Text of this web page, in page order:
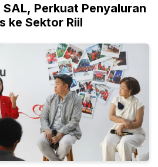
SAL, Perkuat Penyaluran
ke Sektor Riil